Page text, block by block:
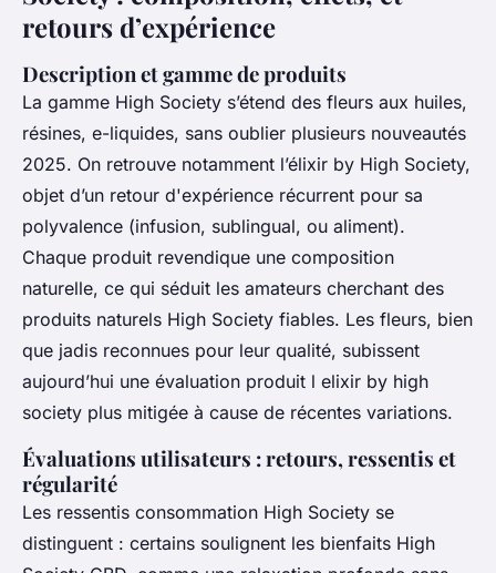
retours d’expérience
Description et gamme de produits
La gamme High Society s’étend des fleurs aux huiles,
résines, e-liquides, sans oublier plusieurs nouveautés
2025. On retrouve notamment l’élixir by High Society,
objet d’un retour d'expérience récurrent pour sa
polyvalence (infusion, sublingual, ou aliment).
Chaque produit revendique une composition
naturelle, ce qui séduit les amateurs cherchant des
produits naturels High Society fiables. Les fleurs, bien
que jadis reconnues pour leur qualité, subissent
aujourd’hui une évaluation produit l elixir by high
society plus mitigée à cause de récentes variations.
Évaluations utilisateurs : retours, ressentis et
régularité
Les ressentis consommation High Society se
distinguent : certains soulignent les bienfaits High